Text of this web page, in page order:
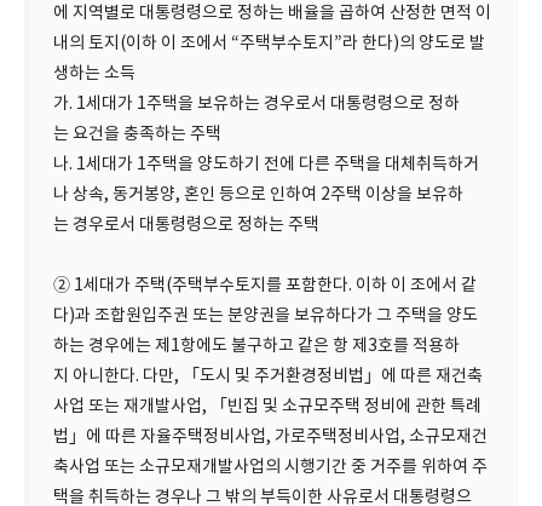
에 지역별로 대통령령으로 정하는 배율을 곱하여 산정한 면적 이
내의 토지(이하 이 조에서 “주택부수토지”라 한다)의 양도로 발
생하는 소득
가. 1세대가 1주택을 보유하는 경우로서 대통령령으로 정하
는 요건을 충족하는 주택
나. 1세대가 1주택을 양도하기 전에 다른 주택을 대체취득하거
나 상속, 동거봉양, 혼인 등으로 인하여 2주택 이상을 보유하
는 경우로서 대통령령으로 정하는 주택
② 1세대가 주택(주택부수토지를 포함한다. 이하 이 조에서 같
다)과 조합원입주권 또는 분양권을 보유하다가 그 주택을 양도
하는 경우에는 제1항에도 불구하고 같은 항 제3호를 적용하
지 아니한다. 다만, 「도시 및 주거환경정비법」에 따른 재건축
사업 또는 재개발사업, 「빈집 및 소규모주택 정비에 관한 특례
법」에 따른 자율주택정비사업, 가로주택정비사업, 소규모재건
축사업 또는 소규모재개발사업의 시행기간 중 거주를 위하여 주
택을 취득하는 경우나 그 밖의 부득이한 사유로서 대통령령으